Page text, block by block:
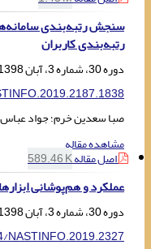
سنجش رتبه‌بندی
رتبه‌بندی کاربران
دوره 30، شماره 3، آبان 1398، صفحه
صبا سعدین خرم؛ جواد
مشاهده مقاله
اصل مقاله589.46 K
عملکرد و هم‌پوشانی
دوره 30، شماره 3، آبان 1398، صفحه
NASTINFO.2019.2327